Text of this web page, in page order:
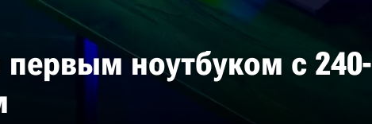
первым ноутбуком с 240-